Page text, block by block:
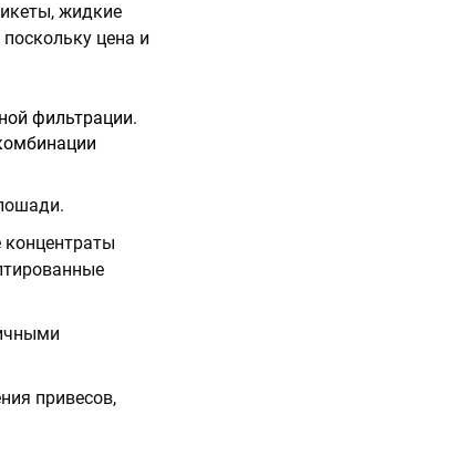
жидкие
цена и
фильтрации.
привесов,